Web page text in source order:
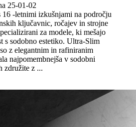
25-01-02
-letnimi izkušnjami na področju
ključavnic, ročajev in strojne
za modele, ki mešajo
s sodobno estetiko. Ultra-Slim
z elegantnim in rafiniranim
najpomembnejša v sodobni
združite z ...